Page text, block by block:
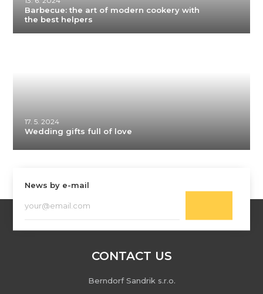
Barbecue: the art of modern cookery with
the best helpers
17. 5. 2024
Wedding gifts full of love
News by e-mail
CONTACT US
Berndorf Sandrik s.r.o.